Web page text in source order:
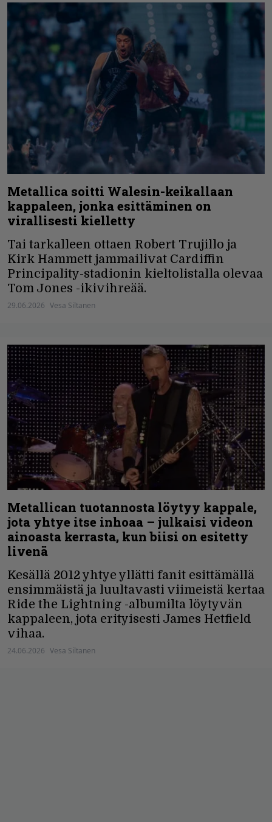
Metallica soitti Walesin-keikallaan
kappaleen, jonka esittäminen on
virallisesti kielletty
Tai tarkalleen ottaen Robert Trujillo ja
Kirk Hammett jammailivat Cardiffin
Principality-stadionin kieltolistalla olevaa
Tom Jones -ikivihreää.
29.06.2026 Vesa Siltanen
Metallican tuotannosta löytyy kappale,
jota yhtye itse inhoaa – julkaisi videon
ainoasta kerrasta, kun biisi on esitetty
livenä
Kesällä 2012 yhtye yllätti fanit esittämällä
ensimmäistä ja luultavasti viimeistä kertaa
Ride the Lightning -albumilta löytyvän
kappaleen, jota erityisesti James Hetfield
vihaa.
24.06.2026 Vesa Siltanen